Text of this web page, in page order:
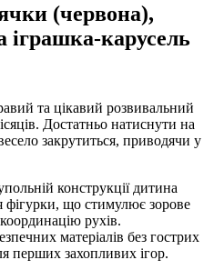
(червона),
іграшка-карусель
та цікавий розвивальний
Достатньо натиснути на
закрутиться, приводячи у
конструкції дитина
фігурки, що стимулює зорове
рухів.
матеріалів без гострих
перших захопливих ігор.